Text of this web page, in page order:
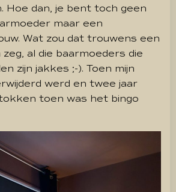
Hoe dan, je bent toch geen
maar een
Wat zou dat trouwens een
al die baarmoeders die
zijn jakkes ;-). Toen mijn
werd en twee jaar
toen was het bingo